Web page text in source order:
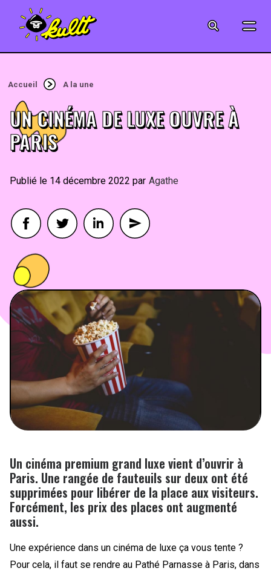
MUSIQUE
JEUX-VIDÉO
PEOPLE
FOOD
BONS PLANS
SOUTENEZ KULTT
Accueil A la une
UN CINÉMA DE LUXE OUVRE À
PARIS
14 décembre 2022 By Agathe
Un cinéma premium grand luxe vient d’ouvrir à
Paris. Une rangée de fauteuils sur deux ont été
supprimées pour libérer de la place aux visiteurs.
Forcément, les prix des places ont augmenté
aussi.
Une expérience dans un cinéma de luxe ça vous tente ?
Pour cela, il faut se rendre au Pathé Parnasse à Paris, dans